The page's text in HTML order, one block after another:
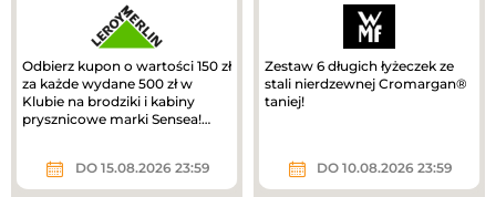
Odbierz kupon o wartości 150 zł
za każde wydane 500 zł w
Klubie na brodziki i kabiny
prysznicowe marki Sensea!
DO 15.08.2026 23:59
Zestaw 6 długich łyżeczek ze
stali nierdzewnej Cromargan®
taniej!
DO 10.08.2026 23:59